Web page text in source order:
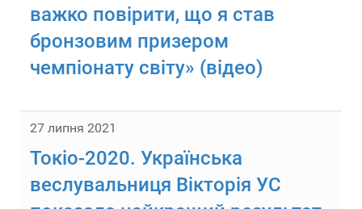
важко повірити, що я став
бронзовим призером
чемпіонату світу» (відео)
27 липня 2021
Токіо-2020. Українська
веслувальниця Вікторія УС